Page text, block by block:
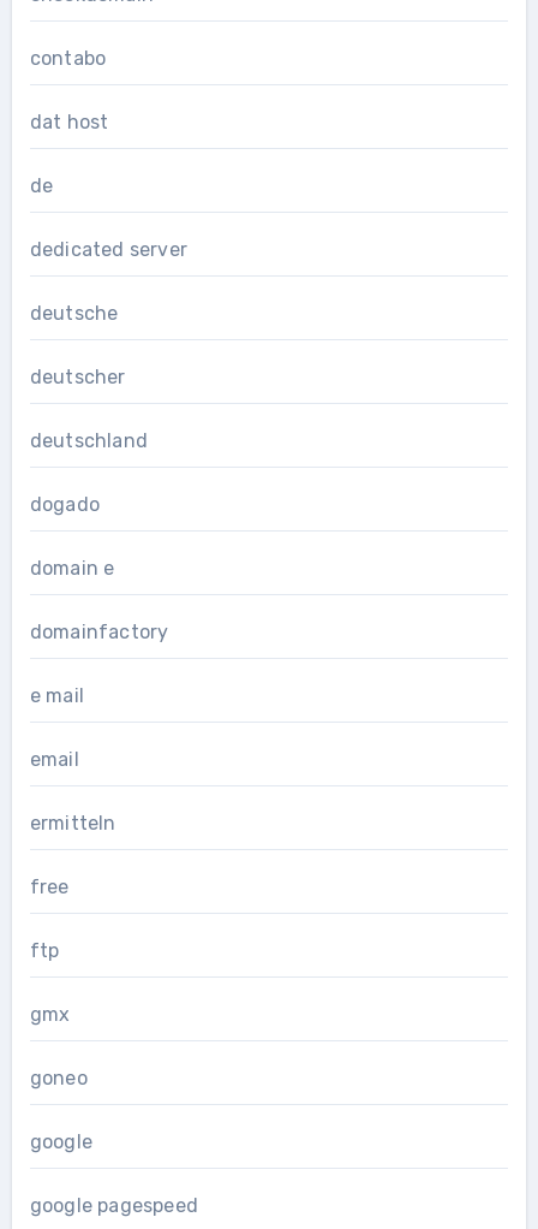
contabo
dat host
de
dedicated server
deutsche
deutscher
deutschland
dogado
domain e
domainfactory
e mail
email
ermitteln
free
ftp
gmx
goneo
google
google pagespeed